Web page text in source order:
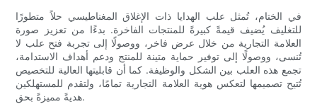
في الختام، تُمثل علب الهدايا ذات الإغلاق المغناطيسي حلاً متطورًا
للتغليف يُضيف قيمةً كبيرةً للمنتجات الفاخرة. بدءًا من تعزيز صورة
العلامة التجارية من خلال عرض فاخر، ووصولًا إلى تجربة فتح علب لا
تُنسى، ووصولًا إلى توفير حماية متينة للمنتج ودعم أهداف الاستدامة،
تجمع هذه العلب بين الشكل والوظيفة. كما أن قابليتها العالية للتخصيص
تُتيح تصميمها لتعكس هوية العلامة التجارية تمامًا، ولتقدم للمستهلكين
هديةً مميزةً بحق.